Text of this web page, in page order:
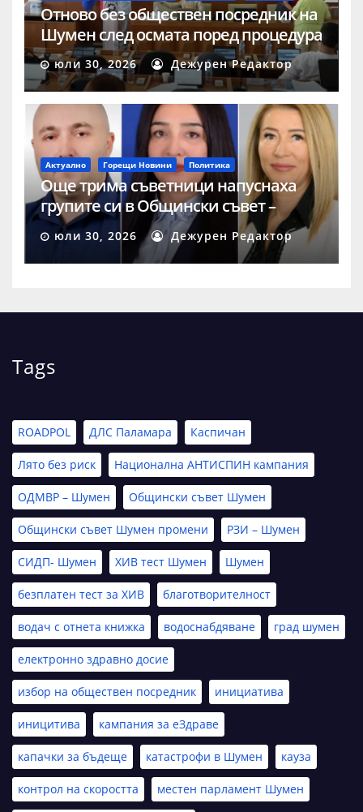
Отново без обществен посредник на
Шумен след осмата поред процедура
юли 30, 2026 Дежурен Редактор
Актуално Горещи Новини Политика
Още трима съветници напуснаха
групите си в Общински съвет –
Шумен
юли 30, 2026 Дежурен Редактор
Tags
ROADPOL ДЛС Паламара Каспичан
Лято без риск Национална АНТИСПИН кампания
ОДМВР – Шумен Общински съвет Шумен
Общински съвет Шумен промени РЗИ – Шумен
СИДП- Шумен ХИВ тест Шумен Шумен
безплатен тест за ХИВ благотворителност
водач с отнета книжка водоснабдяване град шумен
електронно здравно досие
избор на обществен посредник инициатива
иницитива кампания за еЗдраве
капачки за бъдеще катастрофи в Шумен кауза
контрол на скоростта местен парламент Шумен